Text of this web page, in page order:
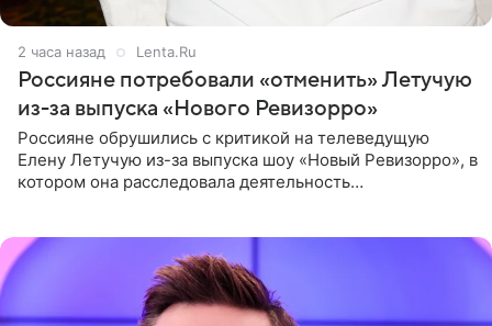
2 часа назад Lenta.Ru
Россияне потребовали «отменить» Летучую
из-за выпуска «Нового Ревизорро»
Россияне обрушились с критикой на телеведущую
Елену Летучую из-за выпуска шоу «Новый Ревизорро», в
котором она расследовала деятельность